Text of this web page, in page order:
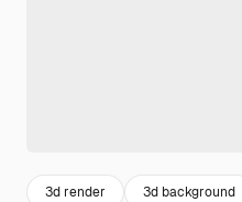
3d render 3d background